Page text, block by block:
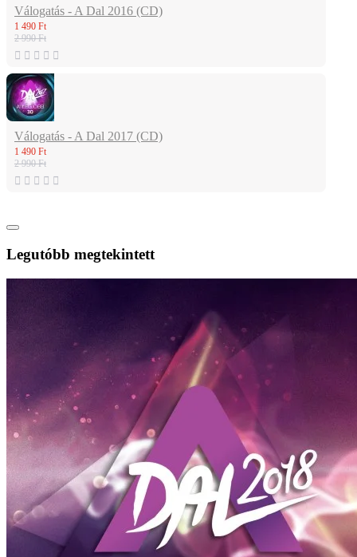
Válogatás - A Dal 2016 (CD)
1 490 Ft
2 990 Ft
Válogatás - A Dal 2017 (CD)
1 490 Ft
2 990 Ft
Legutóbb megtekintett